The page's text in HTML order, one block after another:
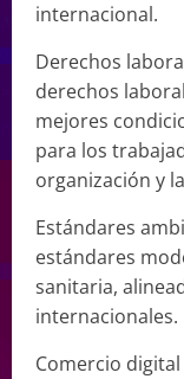
internacional.
Derechos
derechos
mejores
para los
organización y
Estándares
estándares
sanitaria,
internacionales.
Comercio